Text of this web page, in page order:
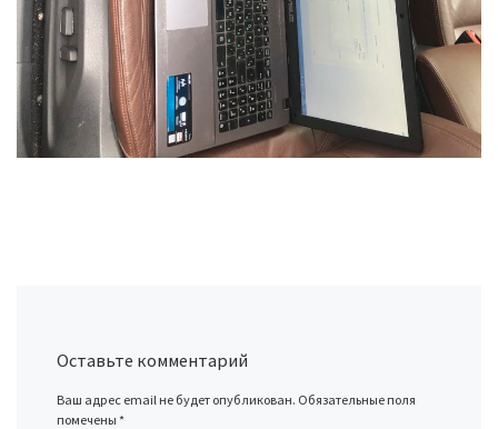
Оставьте комментарий
Ваш адрес email не будет опубликован. Обязательные поля
помечены*